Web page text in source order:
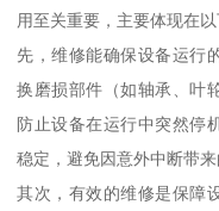
用至关重要，主要体现在以
先，维修能确保设备运行
换磨损部件（如轴承、叶
防止设备在运行中突然停
稳定，避免因意外中断带来
其次，有效的维修是保障